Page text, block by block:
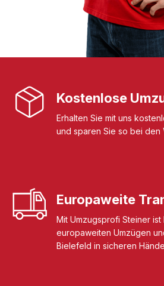
Kostenlose
Erhalten Sie mit uns
und sparen Sie so bei den
Europaweite
Mit Umzugsprofi Steiner ist
europaweiten Umzügen
Bielefeld in sicheren